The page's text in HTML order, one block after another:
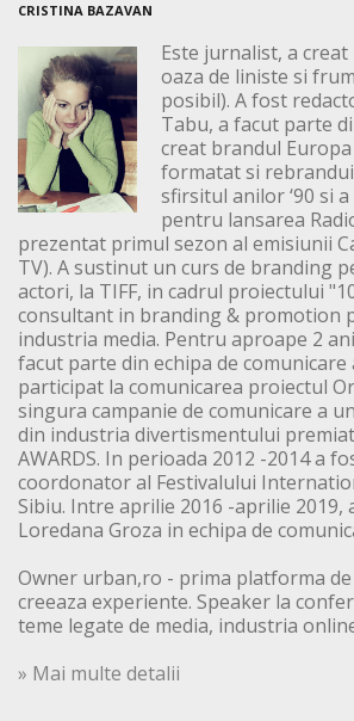
CRISTINA BAZAVAN
Este jurnalist, a creat
oaza de liniste si
posibil). A fost
Tabu, a facut parte
creat brandul Europa
formatat si
sfirsitul anilor ‘90 si
pentru lansarea
prezentat primul sezon al emisiunii
TV). A sustinut un curs de branding
actori, la TIFF, in cadrul proiectului
consultant in branding & promotion
industria media. Pentru aproape 2
facut parte din echipa de comunicare
participat la comunicarea proiectul
singura campanie de comunicare a
din industria divertismentului
AWARDS. In perioada 2012 -2014 a
coordonator al Festivalului
Sibiu. Intre aprilie 2016 -aprilie 2019,
Loredana Groza in echipa de
Owner urban,ro - prima platforma
creeaza experiente. Speaker la
teme legate de media, industria
» Mai multe detalii